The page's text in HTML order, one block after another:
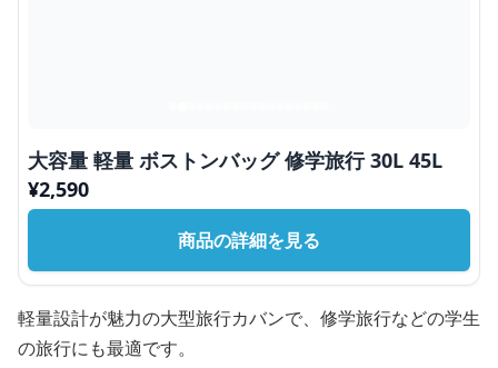
大容量 軽量 ボストンバッグ 修学旅行 30L 45L
¥2,590
商品の詳細を見る
軽量設計が魅力の大型旅行カバンで、修学旅行などの学生
の旅行にも最適です。